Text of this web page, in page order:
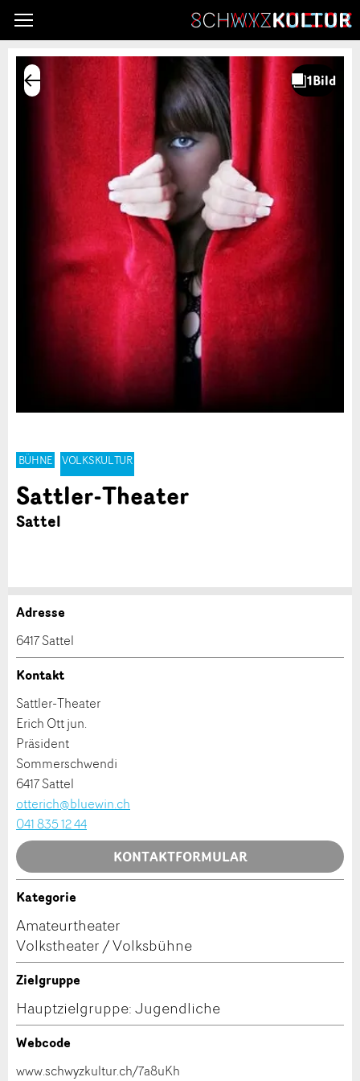
BÜHNE VOLKSKULTUR
Sattler-Theater
Sattel
Anzeige beanstanden
Ihr Feedback wird sehr geschätzt!
Allgemeines Feedback
Anzeige nicht mehr gültig
Anzeige unvollständig
Nachricht
* Eingabe erforderlich
Anzeige weiterempfehlen
Empfehlen Sie diese Anzeige an Freunde weiter.
* Eingabe erforderlich
ANZEIGE WEITEREMPFEHLEN
Schliessen
Adresse
6417 Sattel
Kontakt
Sattler-Theater
Erich Ott jun.
Präsident
Sommerschwendi
6417 Sattel
otterich@bluewin.ch
041 835 12 44
KONTAKTFORMULAR
Kontakt
Verfassen Sie eine Nachricht für die Kontaktpersonen
dieser Anzeige.
Kategorie
Amateurtheater
Volkstheater / Volksbühne
Zielgruppe
Hauptzielgruppe: Jugendliche
Webcode
www.schwyzkultur.ch/7a8uKh